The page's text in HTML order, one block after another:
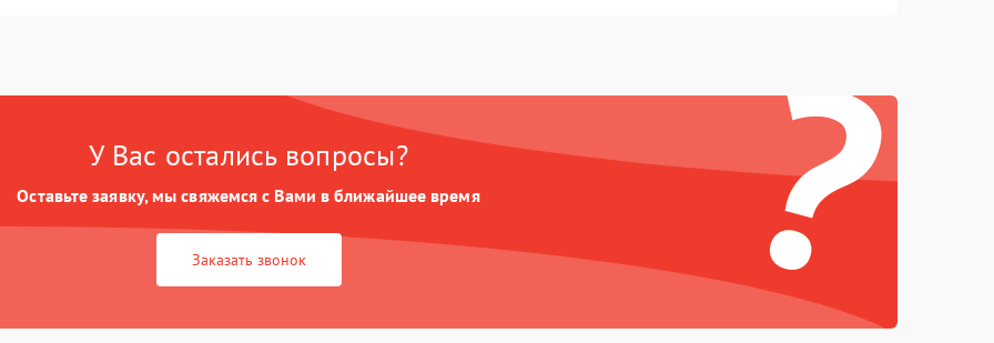
?
У Вас остались вопросы?
Оставьте заявку, мы свяжемся с Вами в ближайшее время
Заказать звонок